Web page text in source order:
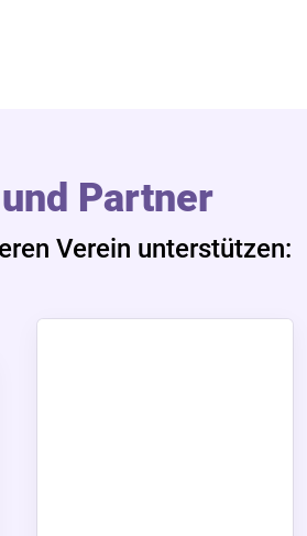
Partner
Verein unterstützen: